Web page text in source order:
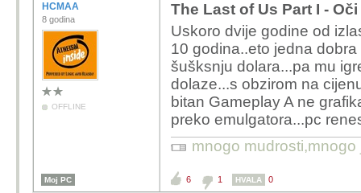
HCMAA
8 godina
OFFLINE
The Last of Us Part I -
Uskoro dvije godine od
10 godina..eto jedna
šušksnju dolara...pa mu
dolaze...s obzirom na
bitan Gameplay A ne
preko emulgatora...pc
mnogo
Moj PC 6 1 HVALA 0